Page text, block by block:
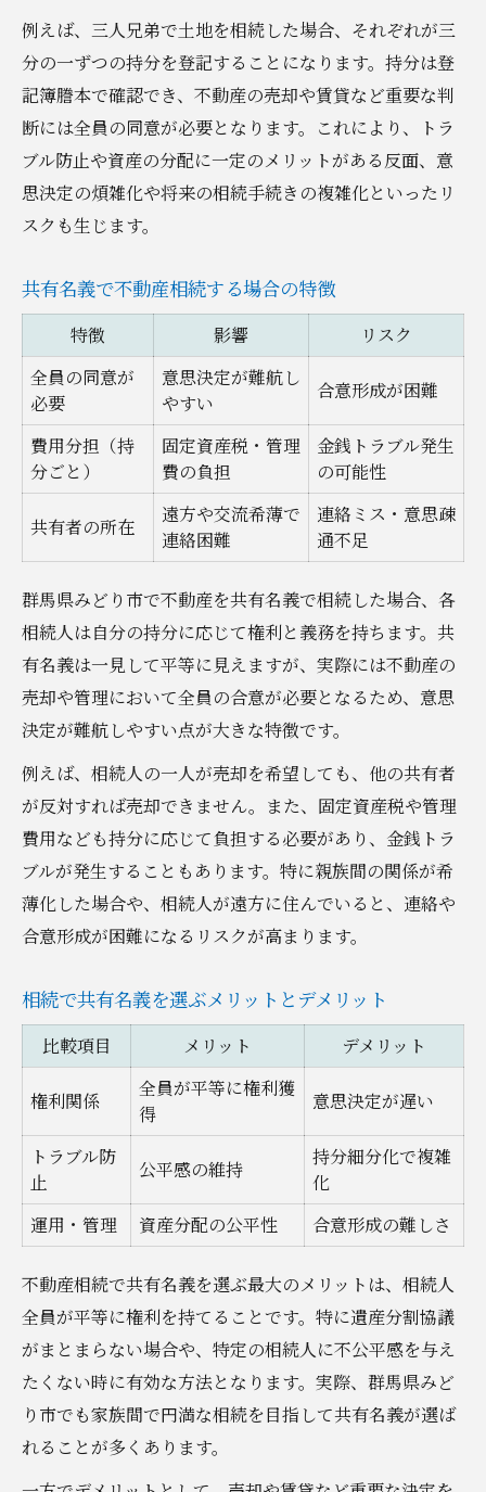
ブル
不動産相続を円滑に進める判断ポイント
不動産相続で共有名義を選ぶべきか判断す
る基準
円滑な相続を実現するための手続き比較表
家族構成別に見る共有名義の適否
相続手続きの流れと各段階の注意点
共有名義のトラブルを回避する賢い方法
共有名義の不動産相続で起きる主なトラブ
トラブル回避のための話し合いの進め方
相続トラブルを防ぐための事前準備
不動産相続で専門家を活用するメリット
共有名義の不動産を円満に維持するコツ
家族で話し合う不動産相続の進め方
不動産相続の話し合いで重要なポイント一
覧
家族間の合意形成を成功させるコツ
共有名義をめぐる遺産分割協議の進め方
相続手続きの流れと家族の役割分担
不動産相続で家族がよく抱える疑問
例えば、三人兄弟で土地を相続した場合、それぞれが三
分の一ずつの持分を登記することになります。持分は登
記簿謄本で確認でき、不動産の売却や賃貸など重要な判
断には全員の同意が必要となります。これにより、トラ
ブル防止や資産の分配に一定のメリットがある反面、意
思決定の煩雑化や将来の相続手続きの複雑化といったリ
スクも生じます。
共有名義で不動産相続する場合の特徴
特徴 影響
リスク
全員の同意が
必要
意思決定が難航し
やすい
合意形成が困難
費用分担（持
分ごと）
固定資産税・管理
費の負担
金銭トラブル発生
の可能性
共有者の所在
遠方や交流希薄で
連絡困難
連絡ミス・意思疎
通不足
群馬県みどり市で不動産を共有名義で相続した場合、各
相続人は自分の持分に応じて権利と義務を持ちます。共
有名義は一見して平等に見えますが、実際には不動産の
売却や管理において全員の合意が必要となるため、意思
決定が難航しやすい点が大きな特徴です。
例えば、相続人の一人が売却を希望しても、他の共有者
が反対すれば売却できません。また、固定資産税や管理
費用なども持分に応じて負担する必要があり、金銭トラ
ブルが発生することもあります。特に親族間の関係が希
薄化した場合や、相続人が遠方に住んでいると、連絡や
合意形成が困難になるリスクが高まります。
相続で共有名義を選ぶメリットとデメリット
比較項目 メリット デメリット
権利関係
全員が平等に権利獲
得
意思決定が遅い
トラブル防
止
公平感の維持
持分細分化で複雑
化
運用・管理
資産分配の公平性 合意形成の難しさ
不動産相続で共有名義を選ぶ最大のメリットは、相続人
全員が平等に権利を持てることです。特に遺産分割協議
がまとまらない場合や、特定の相続人に不公平感を与え
たくない時に有効な方法となります。実際、群馬県みど
り市でも家族間で円満な相続を目指して共有名義が選ば
れることが多くあります。